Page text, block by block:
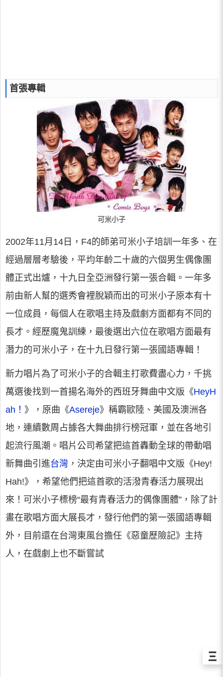
首張專輯
可米小子
2002年11月14日，F4的師弟可米小子培訓一年多、在
經過層層考驗後，平均年齡二十歲的六個男生偶像團
體正式出爐，十九日全亞洲發行第一張合輯。一年多
前由新人幫的選秀會裡脫穎而出的可米小子原本有十
一位成員，每個人在歌唱主持及戲劇方面都有不同的
長才。經歷魔鬼訓練，最後選出六位在歌唱方面最有
潛力的可米小子，在十九日發行第一張國語專輯！
新力唱片為了可米小子的合輯主打歌費盡心力，千挑
萬選後找到一首揚名海外的西班牙舞曲中文版《HeyH
ah！ 》，原曲《Asereje》稱霸歐陸、美國及澳洲各
地，連續數周占據各大舞曲排行榜冠軍，並在各地引
起流行風潮。唱片公司希望把這首轟動全球的帶動唱
新舞曲引進台灣 ，決定由可米小子翻唱中文版《Hey!
Hah!》，希望他們把這首歌的活潑青春活力展現出
來！可米小子標榜“最有青春活力的偶像團體”，除了計
畫在歌唱方面大展長才，發行他們的第一張國語專輯
外，目前還在台灣東風台擔任《惡童歷險記》主持
人，在戲劇上也不斷嘗試
Ξ